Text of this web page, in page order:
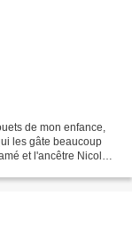
de mon enfance,
les gâte beaucoup
et l'ancêtre Nicolas